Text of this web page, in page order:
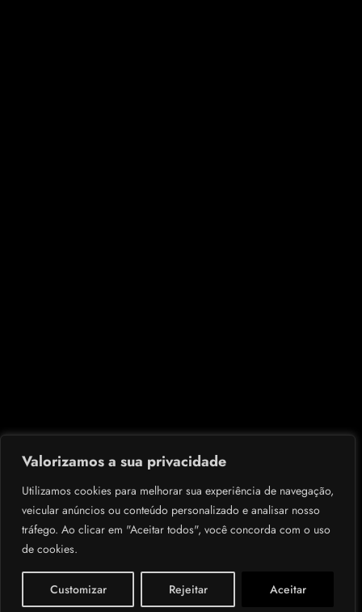
Valorizamos a sua privacidade
Utilizamos cookies para melhorar sua experiência de navegação,
veicular anúncios ou conteúdo personalizado e analisar nosso
tráfego. Ao clicar em "Aceitar todos", você concorda com o uso
de cookies.
Customizar Rejeitar Aceitar